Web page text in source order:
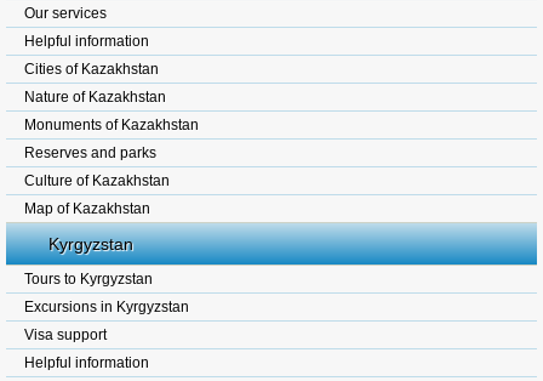
Our services
Helpful information
Cities of Kazakhstan
Nature of Kazakhstan
Monuments of Kazakhstan
Reserves and parks
Culture of Kazakhstan
Map of Kazakhstan
Kyrgyzstan
Tours to Kyrgyzstan
Excursions in Kyrgyzstan
Visa support
Helpful information